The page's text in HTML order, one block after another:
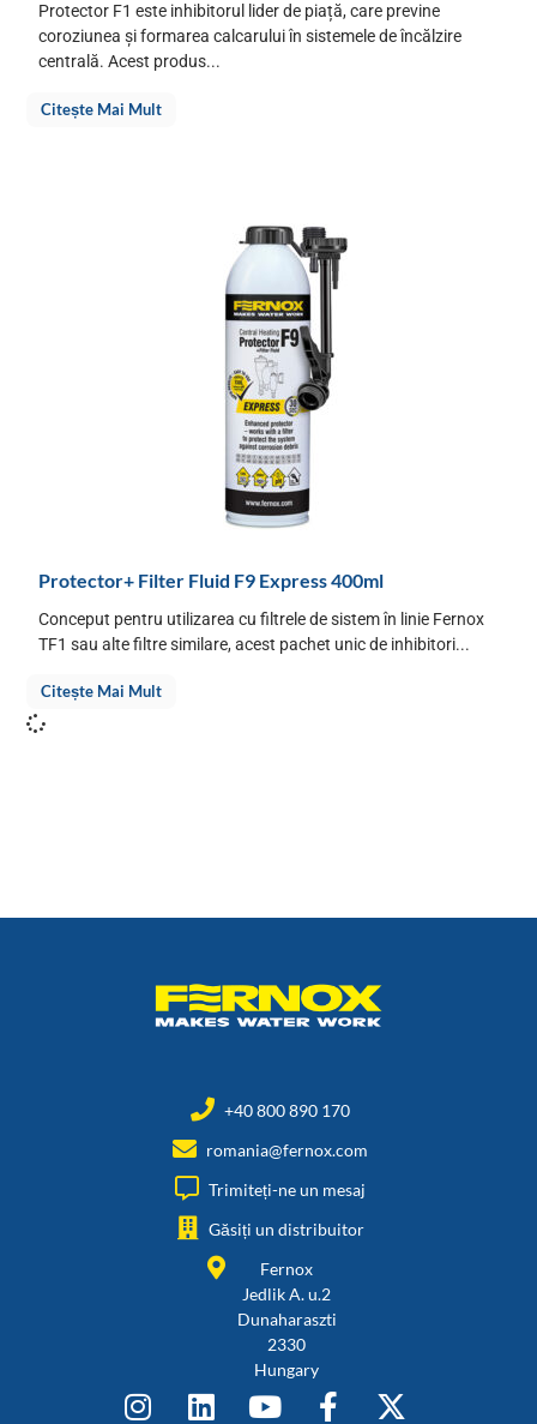
Protector F1 este inhibitorul lider de piață, care previne
coroziunea și formarea calcarului în sistemele de încălzire
centrală. Acest produs...
Citește Mai Mult
Protector+ Filter Fluid F9 Express 400ml
Conceput pentru utilizarea cu filtrele de sistem în linie Fernox
TF1 sau alte filtre similare, acest pachet unic de inhibitori...
Citește Mai Mult
+40 800 890 170
romania@fernox.com
Trimiteți-ne un mesaj
Găsiți un distribuitor
Fernox
Jedlik A. u.2
Dunaharaszti
2330
Hungary